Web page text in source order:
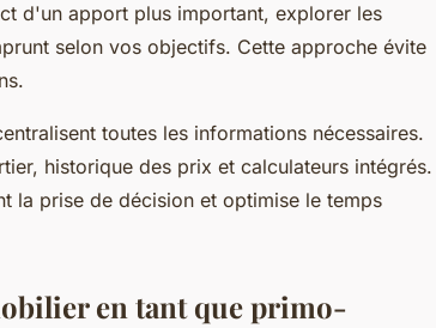
d'un apport plus important, explorer les
selon vos objectifs. Cette approche évite
toutes les informations nécessaires.
historique des prix et calculateurs intégrés.
la prise de décision et optimise le temps
en tant que primo-